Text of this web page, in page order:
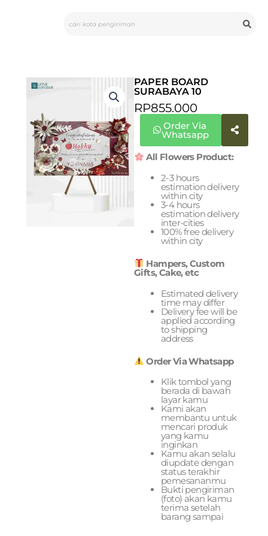
PAPER BOARD
SURABAYA 10
RP855.000
Order Via
Whatsapp
All Flowers Product:
2-3 hours
estimation delivery
within city
3-4 hours
estimation delivery
inter-cities
100% free delivery
within city
Hampers, Custom
Gifts, Cake, etc
Estimated delivery
time may differ
Delivery fee will be
applied according
to shipping
address
Order Via Whatsapp
Klik tombol yang
berada di bawah
layar kamu
Kami akan
membantu untuk
mencari produk
yang kamu
inginkan
Kamu akan selalu
diupdate dengan
status terakhir
pemesananmu
Bukti pengiriman
(foto) akan kamu
terima setelah
barang sampai